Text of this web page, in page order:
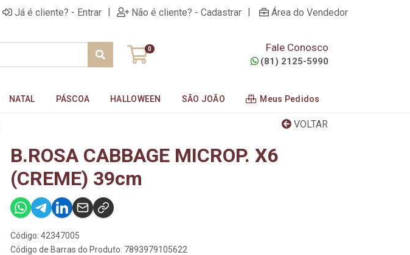
Já é cliente? - Entrar | Não é cliente? - Cadastrar | Área do Vendedor
0 Fale Conosco
(81) 2125-5990
NATAL PÁSCOA HALLOWEEN SÃO JOÃO Meus Pedidos
VOLTAR
B.ROSA CABBAGE MICROP. X6
(CREME) 39cm
Código: 42347005
Código de Barras do Produto: 7893979105622